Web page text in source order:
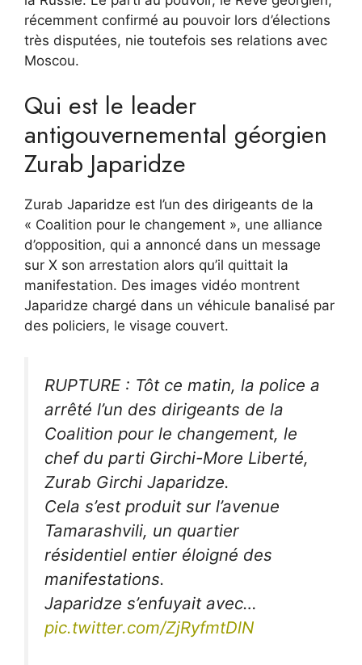
récemment confirmé au pouvoir lors d’élections
très disputées, nie toutefois ses relations avec
Moscou.
Qui est le leader
antigouvernemental géorgien
Zurab Japaridze
Zurab Japaridze est l’un des dirigeants de la
« Coalition pour le changement », une alliance
d’opposition, qui a annoncé dans un message
sur X son arrestation alors qu’il quittait la
manifestation. Des images vidéo montrent
Japaridze chargé dans un véhicule banalisé par
des policiers, le visage couvert.
RUPTURE : Tôt ce matin, la police a
arrêté l’un des dirigeants de la
Coalition pour le changement, le
chef du parti Girchi-More Liberté,
Zurab Girchi Japaridze.
Cela s’est produit sur l’avenue
Tamarashvili, un quartier
résidentiel entier éloigné des
manifestations.
Japaridze s’enfuyait avec…
pic.twitter.com/ZjRyfmtDlN